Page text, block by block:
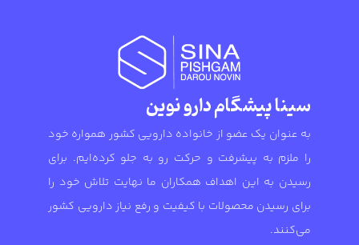
سینا پیشگام دارو نوین
به عنوان یک عضو از خانواده دارویی کشور همواره خود
را ملزم به پیشرفت و حرکت رو به جلو کرده‌ایم. برای
رسیدن به این اهداف همکاران ما نهایت تلاش خود را
برای رسیدن محصولات با کیفیت و رفع نیاز دارویی کشور
می‌کنند.